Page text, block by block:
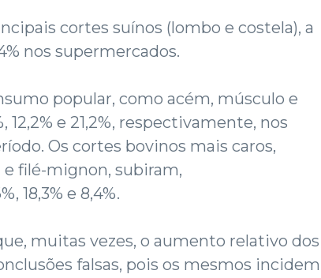
cortes suínos (lombo e costela), a
nos supermercados.
popular, como acém, músculo e
12,2% e 21,2%, respectivamente, nos
Os cortes bovinos mais caros,
filé-mignon, subiram,
18,3% e 8,4%.
muitas vezes, o aumento relativo dos
falsas, pois os mesmos incidem